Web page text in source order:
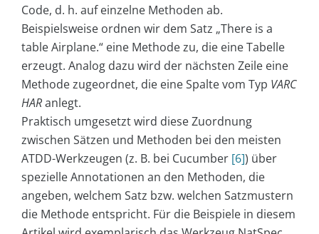
Code, d. h. auf einzelne Methoden ab.
Beispielsweise ordnen wir dem Satz „There is a
table Airplane.“ eine Methode zu, die eine Tabelle
erzeugt. Analog dazu wird der nächsten Zeile eine
Methode zugeordnet, die eine Spalte vom Typ VARC
HARanlegt.
Praktisch umgesetzt wird diese Zuordnung
zwischen Sätzen und Methoden bei den meisten
ATDD-Werkzeugen (z. B. bei Cucumber [6]) über
spezielle Annotationen an den Methoden, die
angeben, welchem Satz bzw. welchen Satzmustern
die Methode entspricht. Für die Beispiele in diesem